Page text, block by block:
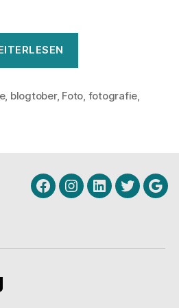
Was
Bildrechte?“
, blogtober, Foto, fotografie,
FacebookInstagram
LinkedinTwitter